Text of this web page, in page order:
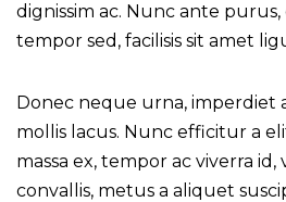
dignissim ac. Nunc ante
tempor sed, facilisis sit amet
Donec neque urna, imperdiet
mollis lacus. Nunc efficitur a
massa ex, tempor ac viverra id,
convallis, metus a aliquet